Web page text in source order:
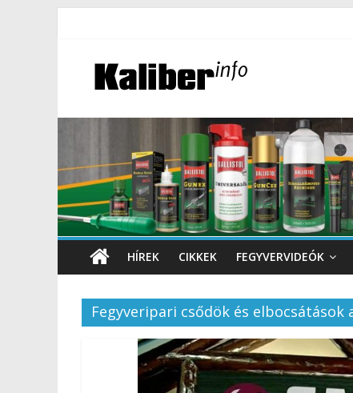
HÍREK CIKKEK FEGYVERVIDEÓK
Fegyveripari csődök és elbocsátások